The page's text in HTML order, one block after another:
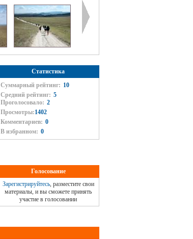
Статистика
Суммарный рейтинг: 10
Средний рейтинг: 5
Проголосовало: 2
Просмотры:1402
Комментариев: 0
В избранном: 0
Голосование
Зарегистрируйтесь, разместите свои
материалы, и вы сможете принять
участие в голосовании